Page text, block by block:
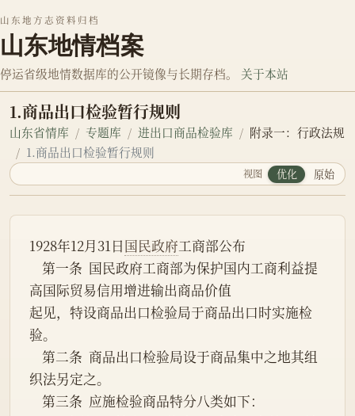
山东地方志资料归档
山东地情档案
停运省级地情数据库的公开镜像与长期存档。 关于本站
1.商品出口检验暂行规则
山东省情库 专题库 进出口商品检验库
附录一：行政法规
1.商品出口检验暂行规则
视图 优化 原始
1928年12月31日国民政府工商部公布
高国际贸易信用增进输出商品价值
起见，特设商品出口检验局于商品出口时实施检
验。
织法另定之。
    第三条  应施检验商品特分八类如下：